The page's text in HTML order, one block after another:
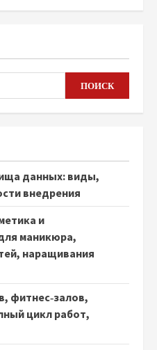
ПОИСК
данных: виды,
внедрения
и
маникюра,
наращивания
фитнес‑залов,
цикл работ,